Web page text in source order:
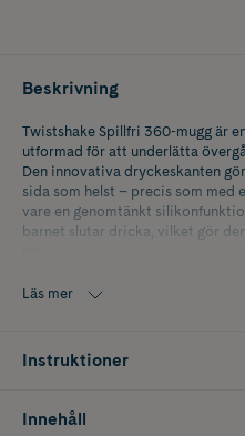
Beskrivning
Twistshake Spillfri 360-mugg är
utformad för att underlätta
Den innovativa dryckeskanten
sida som helst – precis som med
vare en genomtänkt
barnet slutar dricka, vilket gör
Silikonet bidrar också till en
små händer. Handtagen kan även
Det medföljande skyddslocket
Läs mer
Instruktioner
Innehåll